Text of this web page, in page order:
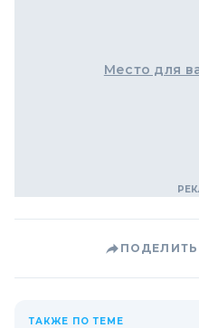
Место для
ТАКЖЕ ПО ТЕМЕ